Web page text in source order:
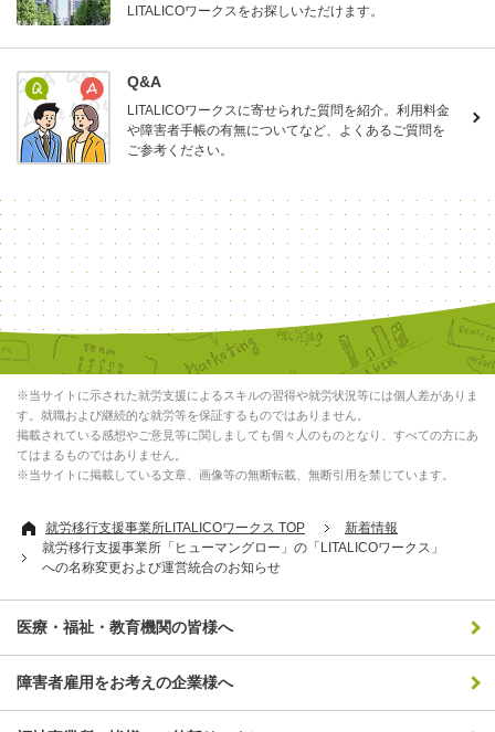
LITALICOワークスをお探しいただけます。
Q&A
LITALICOワークスに寄せられた質問を紹介。利用料金
や障害者手帳の有無についてなど、よくあるご質問を
ご参考ください。
※当サイトに示された就労支援によるスキルの習得や就労状況等には個人差がありま
す。就職および継続的な就労等を保証するものではありません。
掲載されている感想やご意見等に関しましても個々人のものとなり、すべての方にあ
てはまるものではありません。
※当サイトに掲載している文章、画像等の無断転載、無断引用を禁じています。
就労移行支援事業所LITALICOワークス TOP
新着情報
就労移行支援事業所「ヒューマングロー」の「LITALICOワークス」
への名称変更および運営統合のお知らせ
医療・福祉・教育機関の皆様へ
障害者雇用をお考えの企業様へ